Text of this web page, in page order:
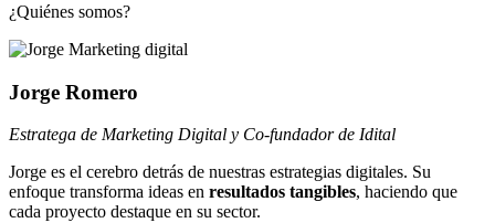
¿Quiénes somos?
Jorge Romero
Estratega de Marketing Digital y Co-fundador de Idital
Jorge es el cerebro detrás de nuestras estrategias digitales. Su
enfoque transforma ideas en resultados tangibles, haciendo que
cada proyecto destaque en su sector.